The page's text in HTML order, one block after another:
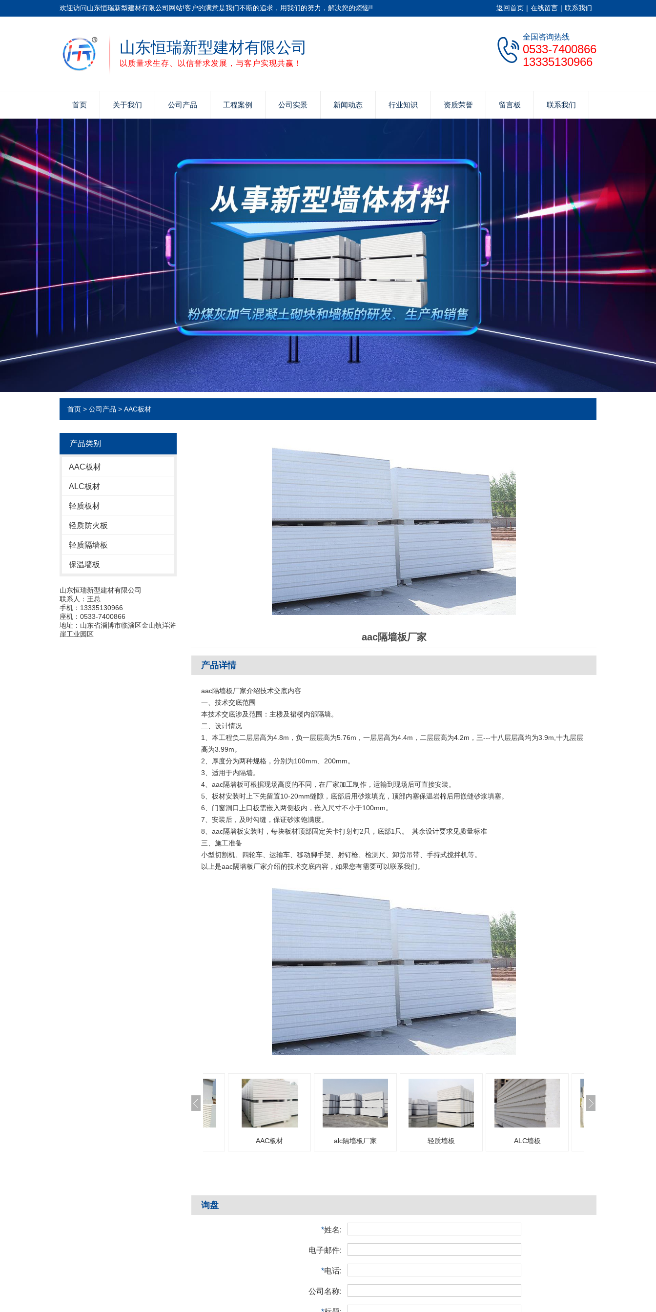
欢迎访问山东恒瑞新型建材有限公司网站!客户的满意是我们不断的追求，用我们的努力，解决您的烦恼!! 返回首页 | 在线留言 | 联系我们
山东恒瑞新型建材有限公司
以质量求生存、以信誉求发展，与客户实现共赢！
全国咨询热线
0533-7400866
13335130966
首页 关于我们 公司产品 工程案例 公司实景 新闻动态 行业知识 资质荣誉 留言板 联系我们
首页 > 公司产品 > AAC板材
产品类别
AAC板材
ALC板材
轻质板材
轻质防火板
轻质隔墙板
保温墙板
山东恒瑞新型建材有限公司
联系人：王总
手机：13335130966
座机：0533-7400866
地址：山东省淄博市临淄区金山镇洋浒
崖工业园区
aac隔墙板厂家
产品详情
aac隔墙板厂家介绍技术交底内容
一、技术交底范围
本技术交底涉及范围：主楼及裙楼内部隔墙。
二、设计情况
1、本工程负二层层高为4.8m，负一层层高为5.76m，一层层高为4.4m，二层层高为4.2m，三---十八层层高均为3.9m,十九层层
高为3.99m。
2、厚度分为两种规格，分别为100mm、200mm。
3、适用于内隔墙。
4、aac隔墙板可根据现场高度的不同，在厂家加工制作，运输到现场后可直接安装。
5、板材安装时上下先留置10-20mm缝隙，底部后用砂浆填充，顶部内塞保温岩棉后用嵌缝砂浆填塞。
6、门窗洞口上口板需嵌入两侧板内，嵌入尺寸不小于100mm。
7、安装后，及时勾缝，保证砂浆饱满度。
8、aac隔墙板安装时，每块板材顶部固定关卡打射钉2只，底部1只。 其余设计要求见质量标准
三、施工准备
小型切割机、四轮车、运输车、移动脚手架、射钉枪、检测尺、卸货吊带、手持式搅拌机等。
以上是aac隔墙板厂家介绍的技术交底内容，如果您有需要可以联系我们。
AAC板材 alc隔墙板厂家 轻质墙板 ALC墙板
询盘
*姓名:
电子邮件:
*电话:
公司名称: